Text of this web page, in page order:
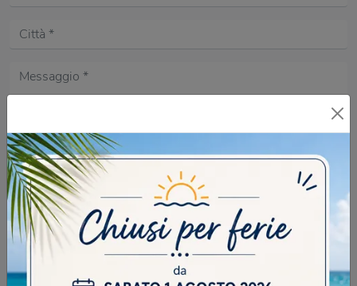
Acconsento all'informativa sulla
DOMANDA DI SICUREZZA
Scrivere la parola "Fragole" al singolare